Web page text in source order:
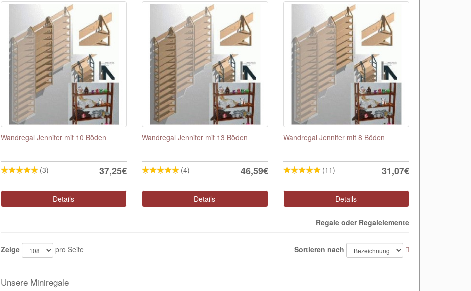
Wandregal Jennifer mit 10 Böden
(3) 37,25€
Details
Wandregal Jennifer mit 13 Böden
(4) 46,59€
Details
Wandregal Jennifer mit 8 Böden
(11) 31,07€
Details
Regale oder Regalelemente
Zeige pro Seite Sortieren nach
Unsere Miniregale